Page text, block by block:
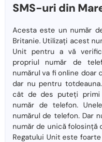
SMS-uri din
Acesta este un număr
Britanie. Utilizați acest
Unit pentru a vă
propriul număr de
numărul va fi online doar
dar nu pentru
cât de des puteți primi
număr de telefon.
numărul de telefon. Dar
număr de unică folosință
Regatului Unit este